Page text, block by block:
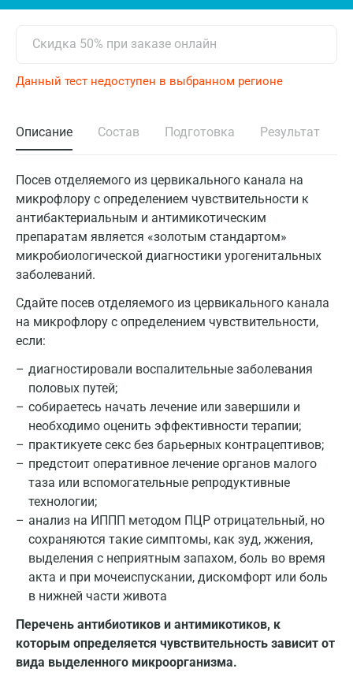
Скидка 50% при заказе онлайн
Данный тест недоступен в выбранном регионе
Описание Состав Подготовка Результат
Посев отделяемого из цервикального канала на
микрофлору с определением чувствительности к
антибактериальным и антимикотическим
препаратам является «золотым стандартом»
микробиологической диагностики урогенитальных
заболеваний.
Сдайте посев отделяемого из цервикального канала
на микрофлору с определением чувствительности,
если:
диагностировали воспалительные заболевания
половых путей;
собираетесь начать лечение или завершили и
необходимо оценить эффективности терапии;
практикуете секс без барьерных контрацептивов;
предстоит оперативное лечение органов малого
таза или вспомогательные репродуктивные
технологии;
анализ на ИППП методом ПЦР отрицательный, но
сохраняются такие симптомы, как зуд, жжения,
выделения с неприятным запахом, боль во время
акта и при мочеиспускании, дискомфорт или боль
в нижней части живота
Перечень антибиотиков и антимикотиков, к
которым определяется чувствительность зависит от
вида выделенного микроорганизма.